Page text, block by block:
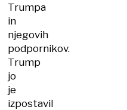
Trumpa
in
njegovih
podpornikov.
Trump
jo
je
izpostavil